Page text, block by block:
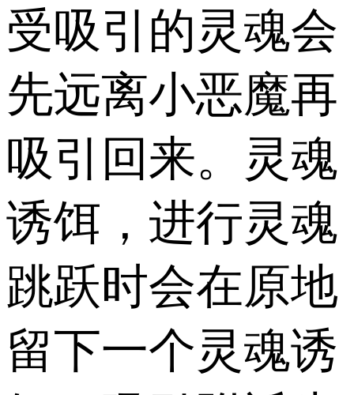
受吸引的灵魂会
先远离小恶魔再
吸引回来。灵魂
诱饵，进行灵魂
跳跃时会在原地
留下一个灵魂诱